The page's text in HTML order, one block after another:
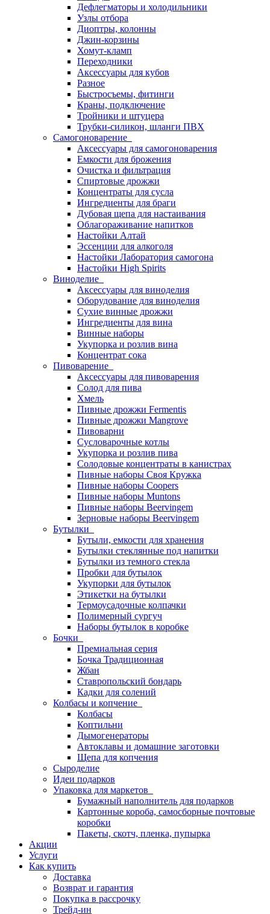
Дефлегматоры и холодильники
Узлы отбора
Диоптры, колонны
Джин-корзины
Хомут-кламп
Переходники
Аксессуары для кубов
Разное
Быстросъемы, фитинги
Краны, подключение
Тройники и штуцера
Трубки-силикон, шланги ПВХ
Самогоноварение
Аксессуары для самогоноварения
Емкости для брожения
Очистка и фильтрация
Спиртовые дрожжи
Концентраты для сусла
Ингредиенты для браги
Дубовая щепа для настаивания
Облагораживание напитков
Настойки Алтай
Эссенции для алкоголя
Настойки Лаборатория самогона
Настойки High Spirits
Виноделие
Аксессуары для виноделия
Оборудование для виноделия
Сухие винные дрожжи
Ингредиенты для вина
Винные наборы
Укупорка и розлив вина
Концентрат сока
Пивоварение
Аксессуары для пивоварения
Солод для пива
Хмель
Пивные дрожжи Fermentis
Пивные дрожжи Mangrove
Пивоварни
Сусловарочные котлы
Укупорка и розлив пива
Солодовые концентраты в канистрах
Пивные наборы Своя Кружка
Пивные наборы Coopers
Пивные наборы Muntons
Пивные наборы Beervingem
Зерновые наборы Beervingem
Бутылки
Бутыли, емкости для хранения
Бутылки стеклянные под напитки
Бутылки из темного стекла
Пробки для бутылок
Укупорки для бутылок
Этикетки на бутылки
Термоусадочные колпачки
Полимерный сургуч
Наборы бутылок в коробке
Бочки
Премиальная серия
Бочка Традиционная
Жбан
Ставропольский бондарь
Кадки для солений
Колбасы и копчение
Колбасы
Коптильни
Дымогенераторы
Автоклавы и домашние заготовки
Щепа для копчения
Сыроделие
Идеи подарков
Упаковка для маркетов
Бумажный наполнитель для подарков
Картонные короба, самосборные почтовые
коробки
Пакеты, скотч, пленка, пупырка
Акции
Услуги
Как купить
Доставка
Возврат и гарантия
Покупка в рассрочку
Трейд-ин